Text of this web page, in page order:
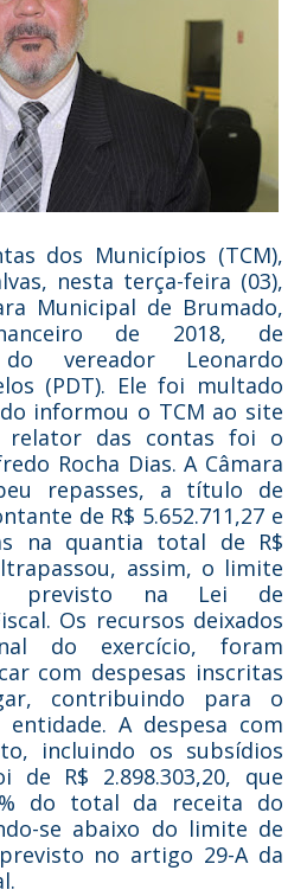
dos Municípios (TCM),
nesta terça-feira (03),
Municipal de Brumado,
de 2018, de
do vereador Leonardo
(PDT). Ele foi multado
informou o TCM ao site
relator das contas foi o
Rocha Dias. A Câmara
repasses, a título de
de R$ 5.652.711,27 e
na quantia total de R$
assim, o limite
previsto na Lei de
Os recursos deixados
do exercício, foram
com despesas inscritas
contribuindo para o
A despesa com
incluindo os subsídios
de R$ 2.898.303,20, que
do total da receita do
se abaixo do limite de
no artigo 29-A da